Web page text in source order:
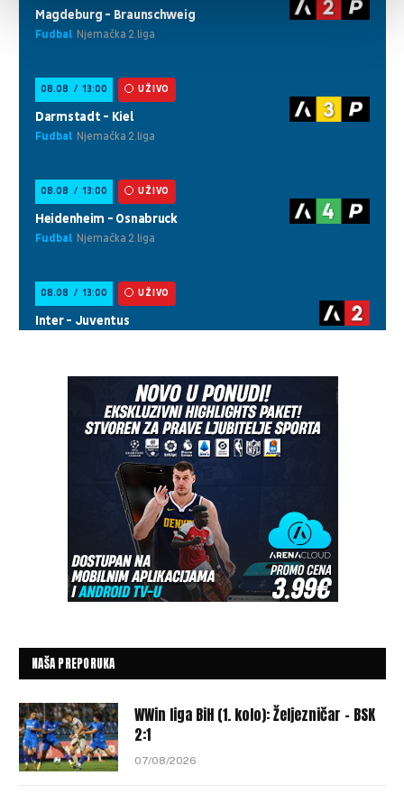
NAŠA PREPORUKA
WWin liga BiH (1. kolo): Željezničar – BSK
2:1
07/08/2026